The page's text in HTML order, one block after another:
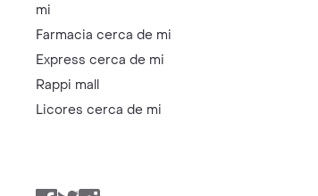
mi
Farmacia cerca de mi
Express cerca de mi
Rappi mall
Licores cerca de mi